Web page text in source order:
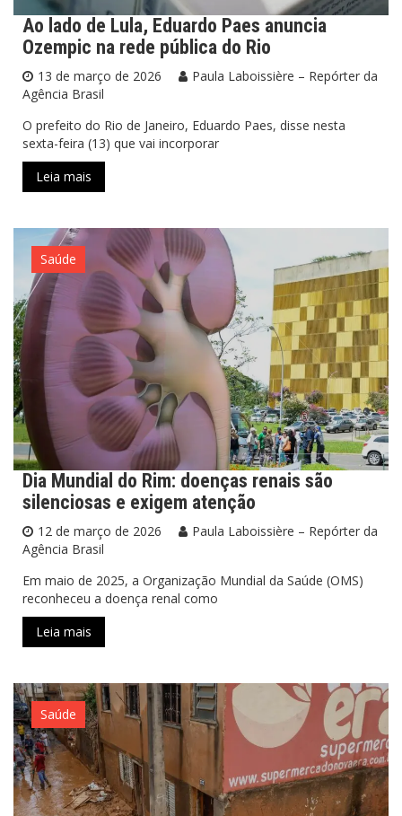
Ao lado de Lula, Eduardo Paes anuncia
Ozempic na rede pública do Rio
13 de março de 2026
Paula Laboissière – Repórter da
Agência Brasil
O prefeito do Rio de Janeiro, Eduardo Paes, disse nesta
sexta-feira (13) que vai incorporar
Leia mais
Saúde
Dia Mundial do Rim: doenças renais são
silenciosas e exigem atenção
12 de março de 2026
Paula Laboissière – Repórter da
Agência Brasil
Em maio de 2025, a Organização Mundial da Saúde (OMS)
reconheceu a doença renal como
Leia mais
Saúde